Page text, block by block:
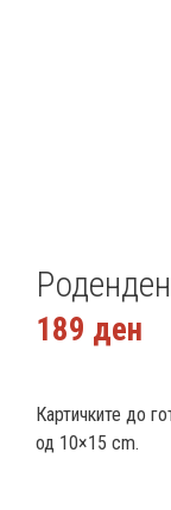
189 ден
Картичките до
од 10×15 cm.